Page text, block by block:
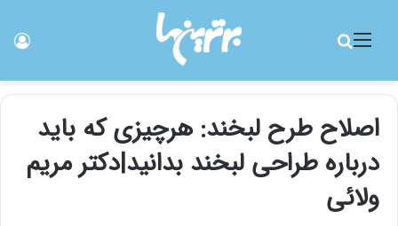
منو
اصلاح طرح لبخند: هرچیزی که باید
درباره طراحی لبخند بدانید|دکتر مریم
ولائی